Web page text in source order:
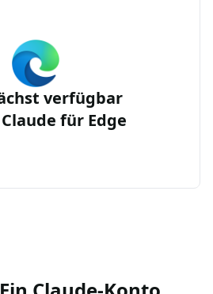
verfügbar
für Edge